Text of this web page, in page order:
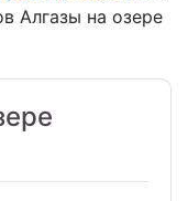
Алгазы на озере